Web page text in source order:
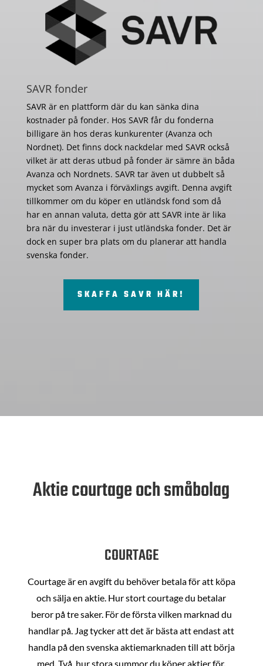
SAVR fonder
SAVR är en plattform där du kan sänka dina
kostnader på fonder. Hos SAVR får du fonderna
billigare än hos deras kunkurenter (Avanza och
Nordnet). Det finns dock nackdelar med SAVR också
vilket är att deras utbud på fonder är sämre än båda
Avanza och Nordnets. SAVR tar även ut dubbelt så
mycket som Avanza i förväxlings avgift. Denna avgift
tillkommer om du köper en utländsk fond som då
har en annan valuta, detta gör att SAVR inte är lika
bra när du investerar i just utländska fonder. Det är
dock en super bra plats om du planerar att handla
svenska fonder.
SKAFFA SAVR HÄR!
Aktie courtage och småbolag
COURTAGE
Courtage är en avgift du behöver betala för att köpa
och sälja en aktie. Hur stort courtage du betalar
beror på tre saker. För de första vilken marknad du
handlar på. Jag tycker att det är bästa att endast att
handla på den svenska aktiemarknaden till att börja
med. Två, hur stora summor du köper aktier för.